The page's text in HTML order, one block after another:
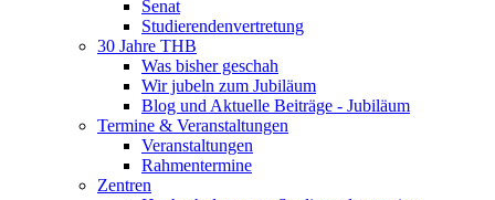
Senat
Studierendenvertretung
30 Jahre THB
Was bisher geschah
Wir jubeln zum Jubiläum
Blog und Aktuelle Beiträge - Jubiläum
Termine & Veranstaltungen
Veranstaltungen
Rahmentermine
Zentren